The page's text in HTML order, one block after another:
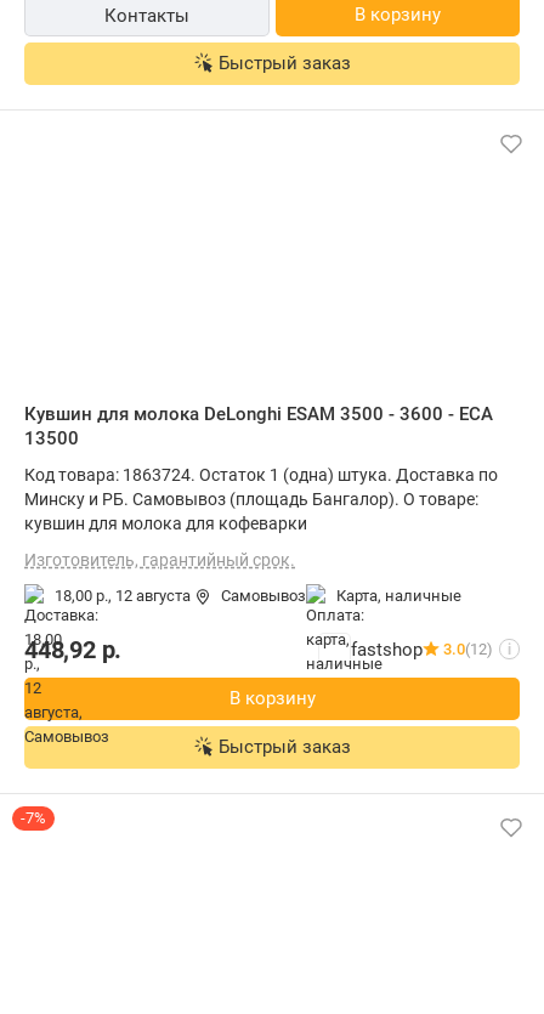
Контакты В корзину
Быстрый заказ
Кувшин для молока DeLonghi ESAM 3500 - 3600 - ECA
13500
Код товара: 1863724. Остаток 1 (одна) штука. Доставка по
Минску и РБ. Самовывоз (площадь Бангалор). О товаре:
кувшин для молока для кофеварки
Изготовитель, гарантийный срок.
18,00 р., 12 августа Самовывоз карта, наличные
448,92р. fastshop 3.0(12) i
В корзину
Быстрый заказ
-7%